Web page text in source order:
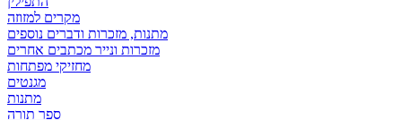
מקרים למזוזה
מתנות, מזכרות ודברים נוספים
מזכרות ונייר מכתבים אחרים
מחזיקי מפתחות
מגנטים
מתנות
ספר תורה